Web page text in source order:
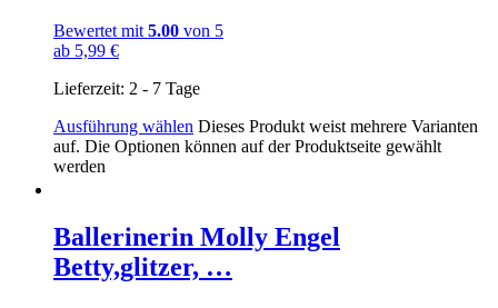
Bewertet mit 5.00 von 5
ab 5,99 €
Lieferzeit: 2 - 7 Tage
Ausführung wählen Dieses Produkt weist mehrere Varianten
auf. Die Optionen können auf der Produktseite gewählt
werden
Ballerinerin Molly Engel
Betty,glitzer, …